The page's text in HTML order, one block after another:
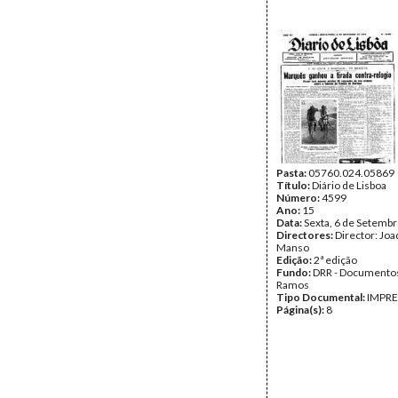
Pasta:05760.024.05869
Título:Diário de Lisboa
Número:4599
Ano: 15
Data:Sexta, 6 de
Directores:Director:
Manso
Edição:2ª edição
Fundo:DRR -
Ramos
Tipo Documental:
Página(s): 8